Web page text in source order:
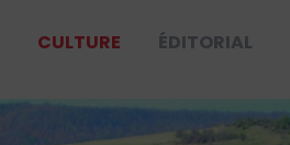
CULTURE ÉDITORIAL